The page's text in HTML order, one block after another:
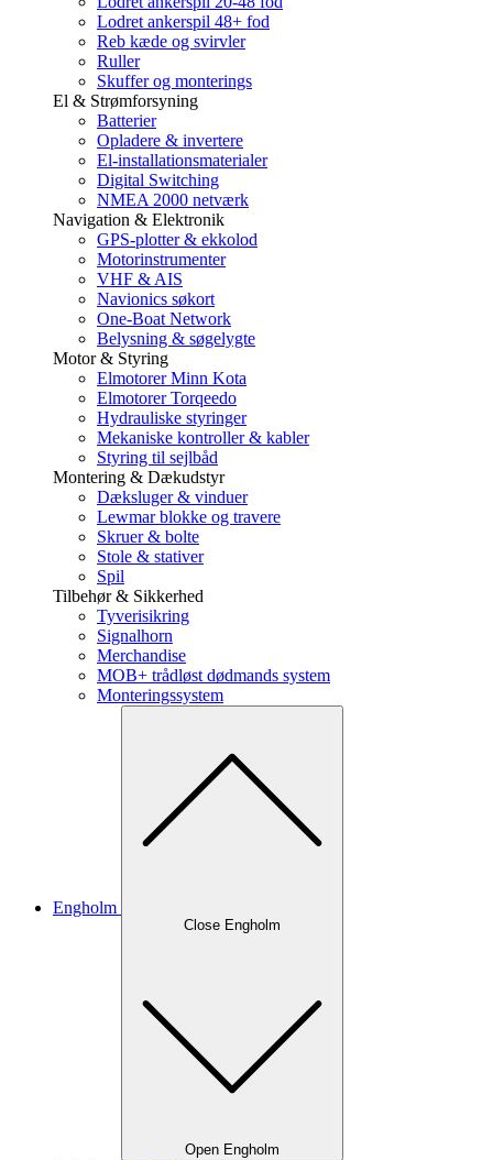
Lodret ankerspil 48+ fod
Reb kæde og svirvler
Ruller
Skuffer og monterings
El & Strømforsyning
Batterier
Opladere & invertere
El-installationsmaterialer
Digital Switching
NMEA 2000 netværk
Navigation & Elektronik
GPS-plotter & ekkolod
Motorinstrumenter
VHF & AIS
Navionics søkort
One-Boat Network
Belysning & søgelygte
Motor & Styring
Elmotorer Minn Kota
Elmotorer Torqeedo
Hydrauliske styringer
Mekaniske kontroller & kabler
Styring til sejlbåd
Montering & Dækudstyr
Dæksluger & vinduer
Lewmar blokke og travere
Skruer & bolte
Stole & stativer
Spil
Tilbehør & Sikkerhed
Tyverisikring
Signalhorn
Merchandise
MOB+ trådløst dødmands system
Monteringssystem
Engholm
Close Engholm
Open Engholm